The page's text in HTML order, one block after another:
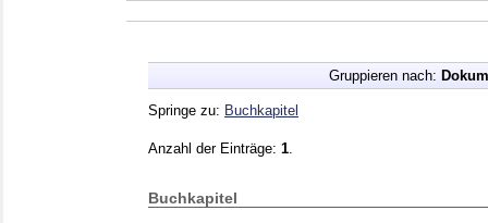
Gruppieren nach:
Springe zu: Buchkapitel
Anzahl der Einträge: 1
Buchkapitel